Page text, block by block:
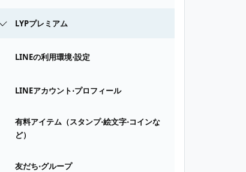
LYPプレミアム
LINEの利用環境⋅設定
LINEアカウント⋅プロフィール
有料アイテム（スタンプ⋅絵文字⋅コインな
ど）
友だち⋅グループ